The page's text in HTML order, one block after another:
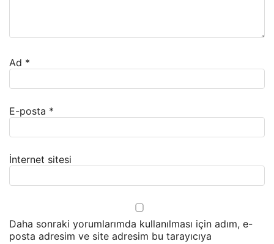
Ad *
E-posta *
İnternet sitesi
Daha sonraki yorumlarımda kullanılması için adım, e-
posta adresim ve site adresim bu tarayıcıya